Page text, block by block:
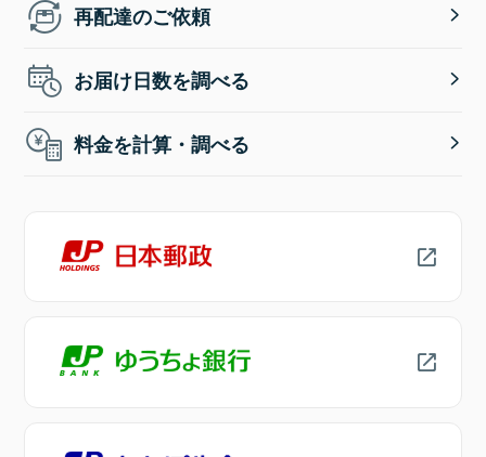
再配達のご依頼
お届け日数を調べる
料金を計算・調べる